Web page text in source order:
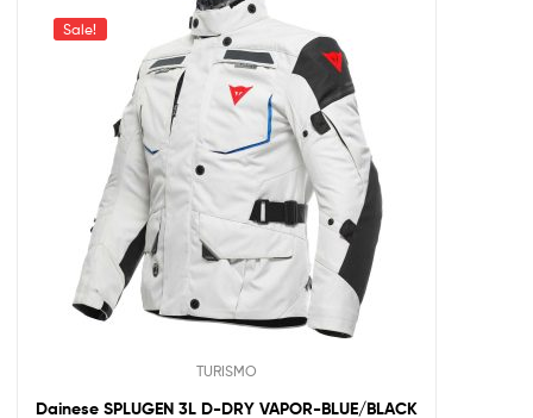
Sale!
TURISMO
Dainese SPLUGEN 3L D-DRY VAPOR-BLUE/BLACK